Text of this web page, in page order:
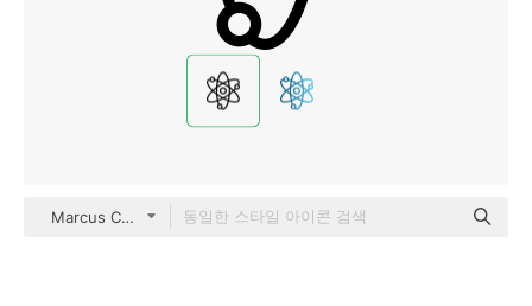
Marcus Christensen Detailed Outline